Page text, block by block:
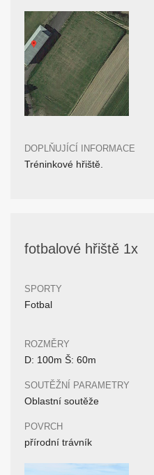
DOPLŇUJÍCÍ INFORMACE
Tréninkové hřiště.
fotbalové hřiště 1x
SPORTY
Fotbal
ROZMĚRY
D: 100m Š: 60m
SOUTĚŽNÍ PARAMETRY
Oblastní soutěže
POVRCH
přírodní trávník